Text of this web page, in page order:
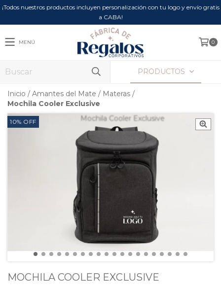
¡Todos nuestros productos incluyen personalización con tu logo y envío gratis
a CABA!
MENÚ 0
PRODUCTOS
Inicio / Amantes del Mate / Materas /
Mochila Cooler Exclusive
10% OFF
MOCHILA COOLER EXCLUSIVE